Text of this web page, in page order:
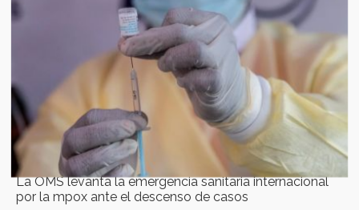
La OMS levanta la emergencia sanitaria internacional
por la mpox ante el descenso de casos